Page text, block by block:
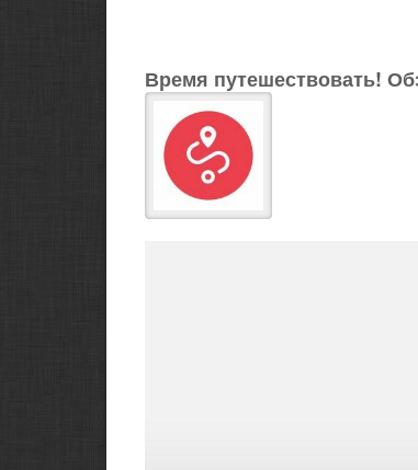
Время путешествовать!